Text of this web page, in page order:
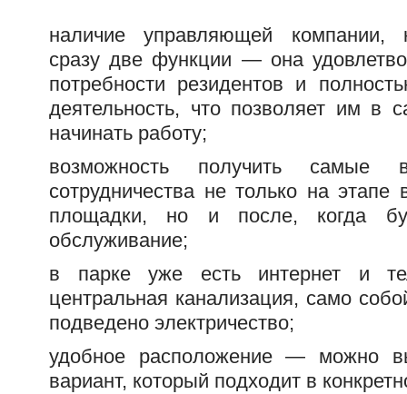
наличие управляющей компании,
сразу две функции — она
потребности резидентов и
деятельность, что позволяет им в
начинать работу;
возможность получить самые
сотрудничества не только на
площадки, но и после, когда
обслуживание;
в парке уже есть интернет и
центральная канализация, само
подведено электричество;
удобное расположение — можно
вариант, который подходит в